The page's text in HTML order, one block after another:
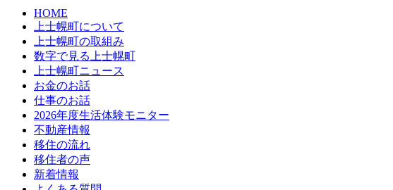
HOME
上士幌町について
上士幌町の取組み
数字で見る上士幌町
上士幌町ニュース
お金のお話
仕事のお話
2026年度生活体験モニター
不動産情報
移住の流れ
移住者の声
新着情報